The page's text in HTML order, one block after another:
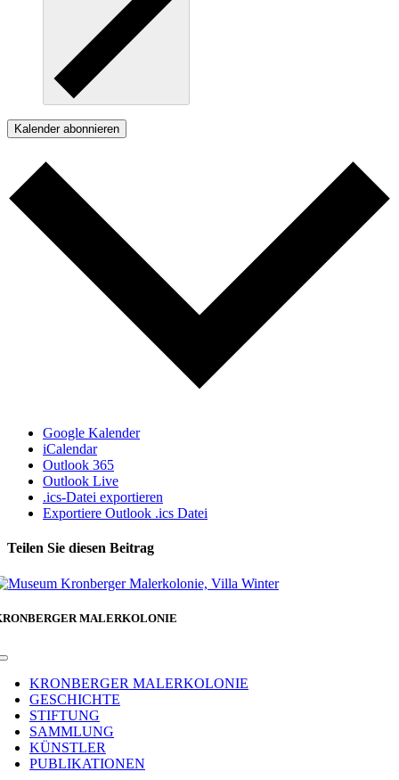
Kalender abonnieren
Google Kalender
iCalendar
Outlook 365
Outlook Live
.ics-Datei exportieren
Exportiere Outlook .ics Datei
Teilen Sie diesen Beitrag
Facebook
MALERKOLONIE
Toggle
NavigationKRONBERGER MALERKOLONIE
GESCHICHTE
STIFTUNG
SAMMLUNG
KÜNSTLER
PUBLIKATIONEN